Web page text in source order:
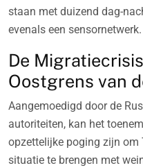
staan met duizend dag-
evenals een sensornetwerk.
De
Oostgrens van
Aangemoedigd door de
autoriteiten, kan het
opzettelijke poging zijn om
situatie te brengen met